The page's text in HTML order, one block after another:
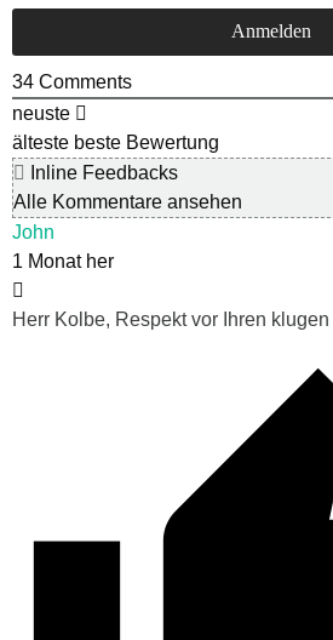
34 Comments
neuste
älteste beste Bewertung
Inline Feedbacks
Alle Kommentare ansehen
John
1 Monat her
Herr Kolbe, Respekt vor Ihren